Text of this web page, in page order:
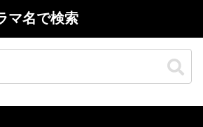
マ名で検索